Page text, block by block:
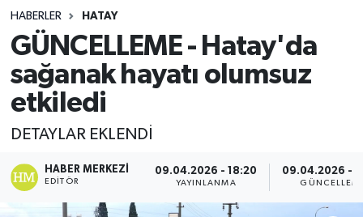
HABERLER HATAY
GÜNCELLEME - Hatay'da
sağanak hayatı olumsuz
etkiledi
DETAYLAR EKLENDİ
HABER MERKEZI
EDITÖR
09.04.2026 - 18:20
YAYINLANMA
09.04.2026 -